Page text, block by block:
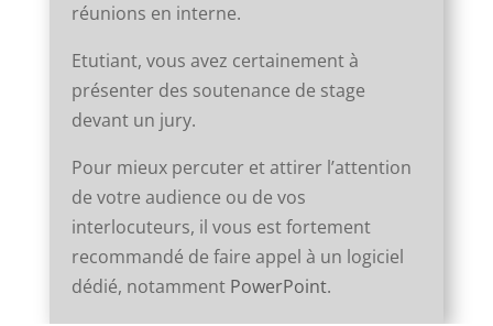
réunions en interne.
Etutiant, vous avez certainement à
présenter des soutenance de stage
devant un jury.
Pour mieux percuter et attirer l’attention
de votre audience ou de vos
interlocuteurs, il vous est fortement
recommandé de faire appel à un logiciel
dédié, notamment PowerPoint.